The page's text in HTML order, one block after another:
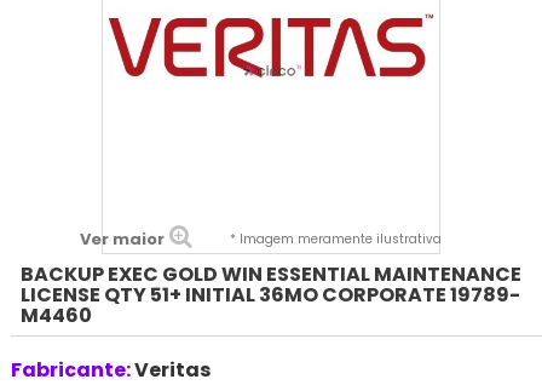
Ver maior * Imagem meramente ilustrativa
BACKUP EXEC GOLD WIN ESSENTIAL MAINTENANCE
LICENSE QTY 51+ INITIAL 36MO CORPORATE 19789-
M4460
Fabricante:Veritas